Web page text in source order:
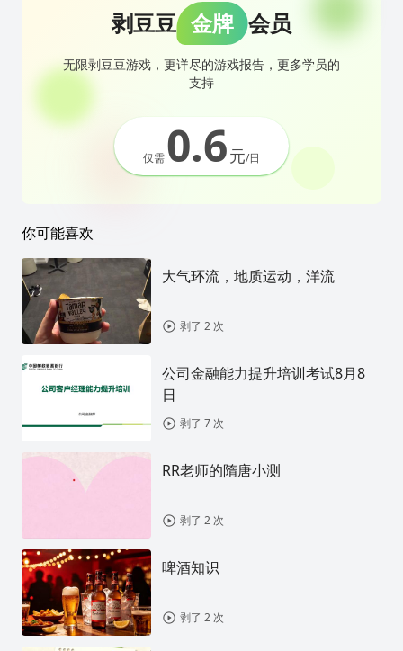
剥豆豆 金牌 会员
无限剥豆豆游戏，更详尽的游戏报告，更多学员的
支持
仅需0.6元/日
你可能喜欢
大气环流，地质运动，洋流
剥了 2 次
公司金融能力提升培训考试8月8
日
剥了 7 次
RR老师的隋唐小测
剥了 2 次
啤酒知识
剥了 2 次